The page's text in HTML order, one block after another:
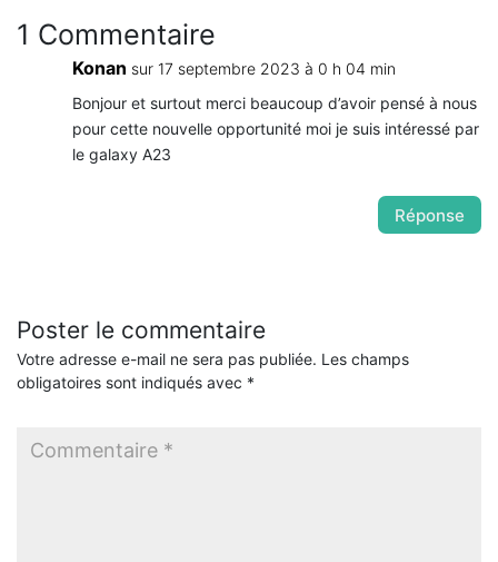
1 Commentaire
Konan sur 17 septembre 2023 à 0 h 04 min
Bonjour et surtout merci beaucoup d’avoir pensé à nous
pour cette nouvelle opportunité moi je suis intéressé par
le galaxy A23
Réponse
Poster le commentaire
Votre adresse e-mail ne sera pas publiée. Les champs
obligatoires sont indiqués avec *